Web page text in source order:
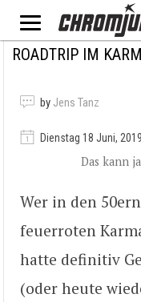
ROADTRIP IM
by Jens Tanz
Dienstag 18 Juni, 2019
Das kann
Wer in den
feuerroten
hatte definitiv
(oder heute